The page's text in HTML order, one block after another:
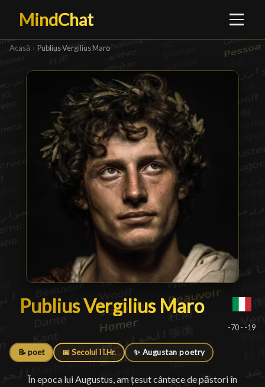
MindChat
Acasă › Publius Vergilius Maro
Publius Vergilius Maro
Publius Vergilius Maro█
-70 - -19
📝 poet 📅 Secolul I î.Hr. ✨ Augustan poetry
În epoca lui Augustus, am țesut cântece de păstori în